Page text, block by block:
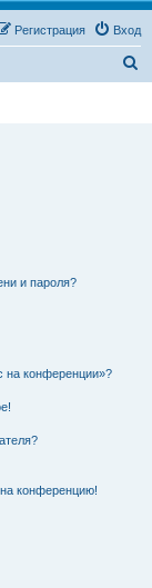
Вход
Регистрация
и пароля?
на конференции»?
конференцию!